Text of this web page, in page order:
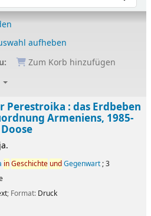
aufheben
Zum Korb hinzufügen
Perestroika : das Erdbeben
Armeniens, 1985-
inGeschichte undGegenwart; 3
; Format: Druck